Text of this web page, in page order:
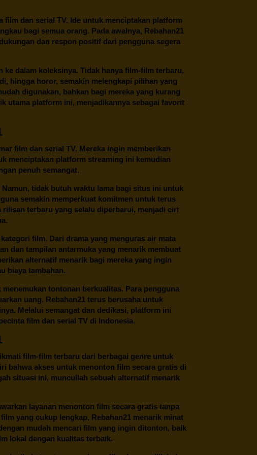
film dan serial TV. Ide untuk menciptakan platform
bagi semua orang. Pada awalnya, Rebahan21
dan respon positif dari pengguna segera
ke dalam koleksinya. Tidak hanya film-film terbaru,
hingga horor, semakin melengkapi pilihan yang
digunakan, bahkan bagi mereka yang kurang
utama platform ini, menjadikannya sebagai favorit
film dan serial TV. Mereka ingin memberikan
menciptakan platform streaming ini kemudian
penuh semangat.
tidak butuh waktu lama bagi situs ini untuk
semakin memperkuat komitmen untuk terus
terbaru yang selalu diperbarui, menjadi ciri
film. Dari drama yang menguras air mata
dan tampilan antarmuka yang menarik membuat
alternatif menarik bagi mereka yang ingin
biaya tambahan.
tontonan berkualitas. Para pengguna
uang. Rebahan21terus berusaha untuk
Melalui semangat dan dedikasi, platform ini
film dan serial TV di Indonesia.
film-film terbaru dari berbagai genre untuk
bahwa akses untuk menonton film secara gratis di
situasi ini, muncullah sebuah alternatif menarik
layanan menonton film secara gratis tanpa
yang cukup lengkap, Rebahan21menarik minat
mudah mencari film yang ingin ditonton, baik
lokal dengan kualitas terbaik.